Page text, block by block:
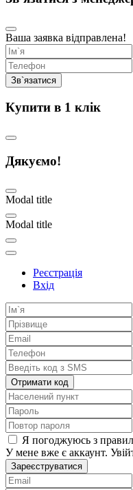
Ваша заявка відправлена!
Купити в 1 клік
Дякуємо!
Modal title
Modal title
Реєстрація
Вхід
Отримати код
Я погоджуюсь з
У мене вже є аккаунт.
Зареєструватися